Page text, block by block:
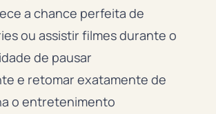
a chance perfeita de
ou assistir filmes durante o
de pausar
e retomar exatamente de
o entretenimento